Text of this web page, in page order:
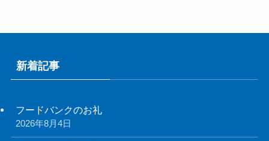
新着記事
フードバンクのお礼
2026年8月4日